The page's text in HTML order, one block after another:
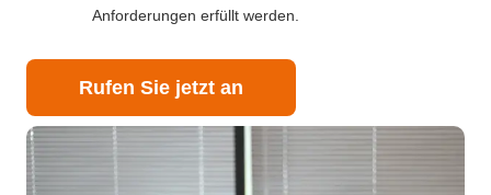
Anforderungen erfüllt werden.
Rufen Sie jetzt an